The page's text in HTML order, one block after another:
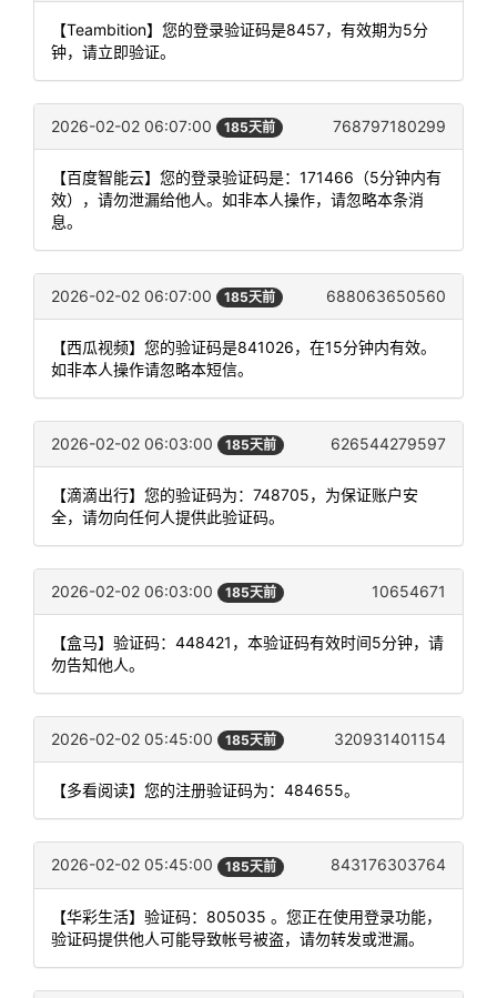
【Teambition】您的登录验证码是8457，有效期为5分
钟，请立即验证。
2026-02-02 06:07:00 185天前 768797180299
【百度智能云】您的登录验证码是：171466（5分钟内有
效），请勿泄漏给他人。如非本人操作，请忽略本条消
息。
2026-02-02 06:07:00 185天前 688063650560
【西瓜视频】您的验证码是841026，在15分钟内有效。
如非本人操作请忽略本短信。
2026-02-02 06:03:00 185天前 626544279597
【滴滴出行】您的验证码为：748705，为保证账户安
全，请勿向任何人提供此验证码。
2026-02-02 06:03:00 185天前 10654671
【盒马】验证码：448421，本验证码有效时间5分钟，请
勿告知他人。
2026-02-02 05:45:00 185天前 320931401154
【多看阅读】您的注册验证码为：484655。
2026-02-02 05:45:00 185天前 843176303764
【华彩生活】验证码：805035 。您正在使用登录功能，
验证码提供他人可能导致帐号被盗，请勿转发或泄漏。